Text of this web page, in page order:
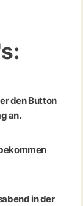
den Button
an.
in der